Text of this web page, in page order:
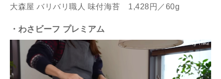
大森屋 バリバリ職人 味付海苔 1,428円／60g
・わさビーフ プレミアム